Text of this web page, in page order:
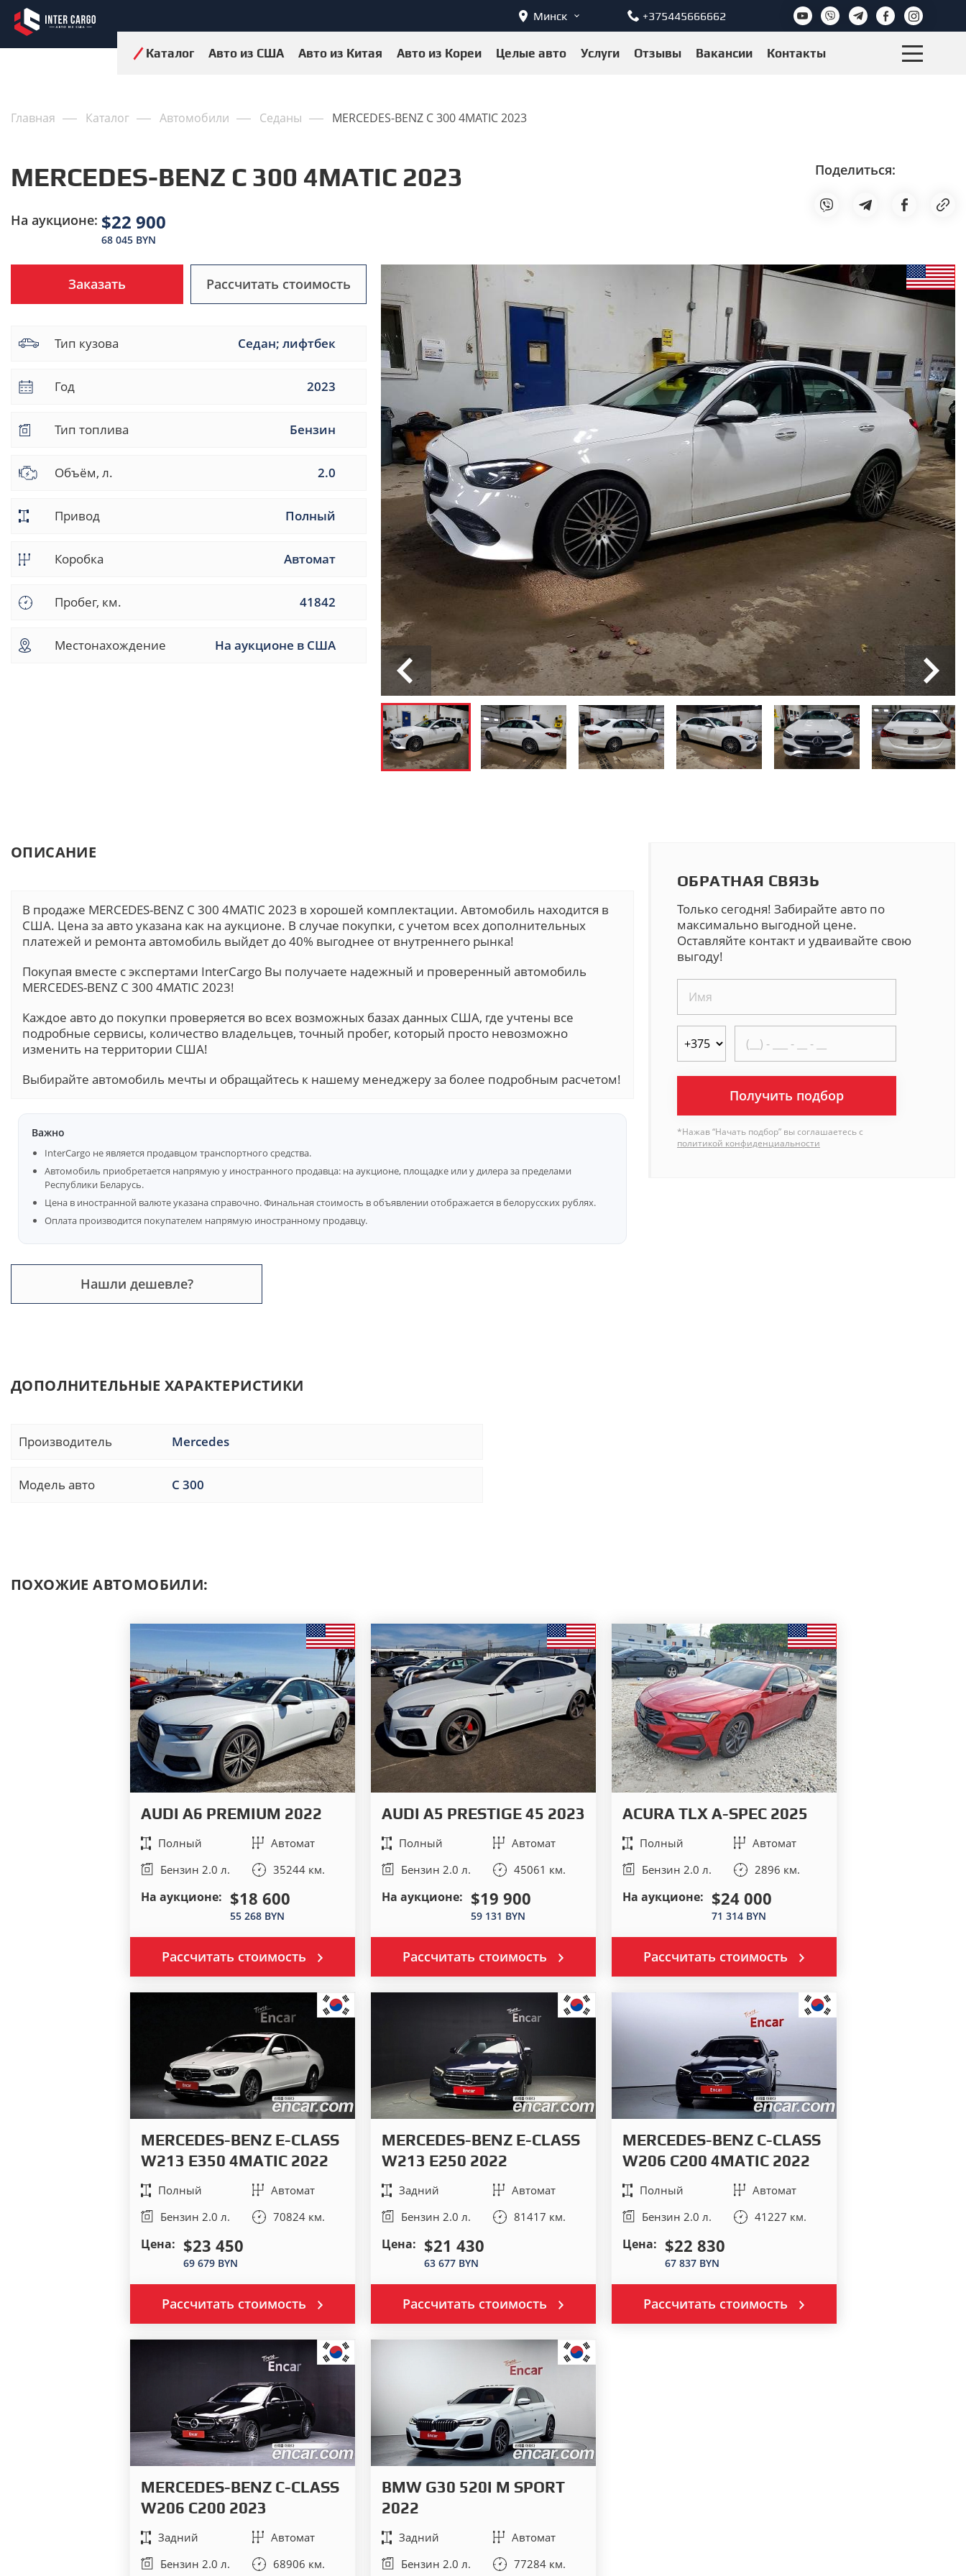
Минск +375445666662
Каталог Авто из США Авто из Китая Авто из Кореи Целые авто Услуги Отзывы Вакансии Контакты
Главная Каталог Автомобили Седаны MERCEDES-BENZ C 300 4MATIC 2023
MERCEDES-BENZ C 300 4MATIC 2023
На аукционе: $22 900
68 045 BYN
Поделиться:
Заказать Рассчитать стоимость
Тип кузова Седан; лифтбек
Год 2023
Тип топлива Бензин
Объём, л. 2.0
Привод Полный
Коробка Автомат
Пробег, км. 41842
Местонахождение На аукционе в США
ОПИСАНИЕ
В продаже MERCEDES-BENZ C 300 4MATIC 2023 в хорошей комплектации. Автомобиль находится в
США. Цена за авто указана как на аукционе. В случае покупки, с учетом всех дополнительных
платежей и ремонта автомобиль выйдет до 40% выгоднее от внутреннего рынка!
Покупая вместе с экспертами InterCargo Вы получаете надежный и проверенный автомобиль
MERCEDES-BENZ C 300 4MATIC 2023!
Каждое авто до покупки проверяется во всех возможных базах данных США, где учтены все
подробные сервисы, количество владельцев, точный пробег, который просто невозможно
изменить на территории США!
Выбирайте автомобиль мечты и обращайтесь к нашему менеджеру за более подробным расчетом!
Важно
InterCargo не является продавцом транспортного средства.
Автомобиль приобретается напрямую у иностранного продавца: на аукционе, площадке или у дилера за пределами
Республики Беларусь.
Цена в иностранной валюте указана справочно. Финальная стоимость в объявлении отображается в белорусских рублях.
Оплата производится покупателем напрямую иностранному продавцу.
Нашли дешевле?
ОБРАТНАЯ СВЯЗЬ
Только сегодня! Забирайте авто по
максимально выгодной цене.
Оставляйте контакт и удваивайте свою
выгоду!
Получить подбор
*Нажав “Начать подбор” вы соглашаетесь с
политикой конфиденциальности
ДОПОЛНИТЕЛЬНЫЕ ХАРАКТЕРИСТИКИ
Производитель Mercedes
Модель авто C 300
ПОХОЖИЕ АВТОМОБИЛИ:
AUDI A6 PREMIUM 2022
Полный
Автомат
Бензин 2.0 л.
35244 км.
На аукционе: $18 600
55 268 BYN
Рассчитать стоимость
AUDI A5 PRESTIGE 45 2023
Полный
Автомат
Бензин 2.0 л.
45061 км.
На аукционе: $19 900
59 131 BYN
Рассчитать стоимость
ACURA TLX A-SPEC 2025
Полный
Автомат
Бензин 2.0 л.
2896 км.
На аукционе: $24 000
71 314 BYN
Рассчитать стоимость
MERCEDES-BENZ E-CLASS
W213 E350 4MATIC 2022
Полный
Автомат
Бензин 2.0 л.
70824 км.
Цена: $23 450
69 679 BYN
Рассчитать стоимость
MERCEDES-BENZ E-CLASS
W213 E250 2022
Задний
Автомат
Бензин 2.0 л.
81417 км.
Цена: $21 430
63 677 BYN
Рассчитать стоимость
MERCEDES-BENZ C-CLASS
W206 C200 4MATIC 2022
Полный
Автомат
Бензин 2.0 л.
41227 км.
Цена: $22 830
67 837 BYN
Рассчитать стоимость
MERCEDES-BENZ C-CLASS
W206 С200 2023
Задний
Автомат
Бензин 2.0 л.
68906 км.
BMW G30 520I M SPORT
2022
Задний
Автомат
Бензин 2.0 л.
77284 км.